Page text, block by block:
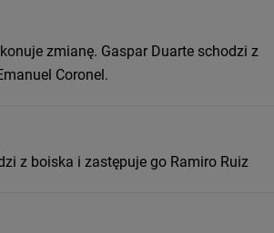
zmianę. Gaspar Duarte schodzi z
Coronel.
z boiska i zastępuje go Ramiro Ruiz